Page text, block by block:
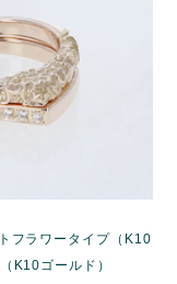
フラワータイプ（K10
K10ゴールド）